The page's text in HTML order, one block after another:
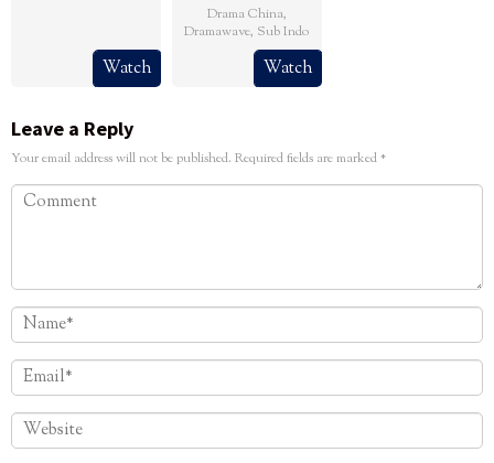
Watch
Drama China,
Dramawave, Sub Indo
Watch
Leave a Reply
Your email address will not be published. Required fields are marked*